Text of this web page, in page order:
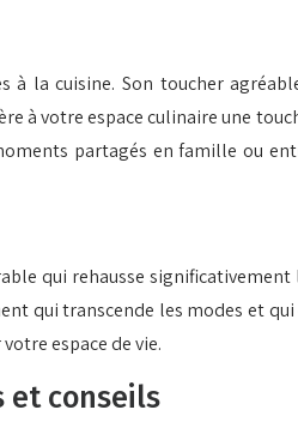
la cuisine. Son toucher
à votre espace culinaire une
partagés en famille ou
qui rehausse
qui transcende les modes et
espace de vie.
et conseils